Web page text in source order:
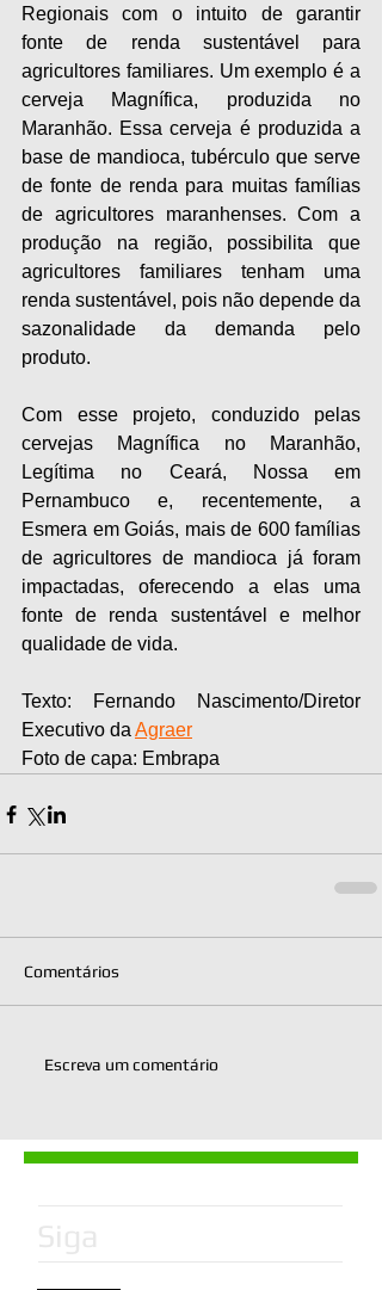
Regionais com o intuito de garantir
fonte de renda sustentável para
agricultores familiares. Um exemplo é a
cerveja Magnífica, produzida no
Maranhão. Essa cerveja é produzida a
base de mandioca, tubérculo que serve
de fonte de renda para muitas famílias
de agricultores maranhenses. Com a
produção na região, possibilita que
agricultores familiares tenham uma
renda sustentável, pois não depende da
sazonalidade da demanda pelo
produto.
Com esse projeto, conduzido pelas
cervejas Magnífica no Maranhão,
Legítima no Ceará, Nossa em
Pernambuco e, recentemente, a
Esmera em Goiás, mais de 600 famílias
de agricultores de mandioca já foram
impactadas, oferecendo a elas uma
fonte de renda sustentável e melhor
qualidade de vida.
Texto: Fernando Nascimento/Diretor
Executivo da Agraer
Foto de capa: Embrapa
Comentários
Escreva um comentário